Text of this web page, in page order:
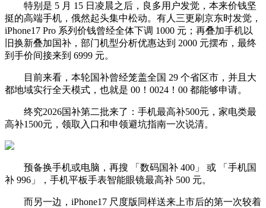
特别是 5 月 15 日凌晨之后，良多用户发觉，本来价钱坚
挺的高端手机，俄然起头集中松动。有人三更刷京东时发觉，
iPhone17 Pro 系列价钱曾经全体下调 1000 元；再叠加手机以
旧换新叠加国补，部门机型分析优惠达到 2000 元摆布，最终
到手价间接来到 6999 元。
目前来看，本轮国补曾经笼盖全国 29 个省区市，并且大
都地域实行全天模式，也就是 00！0024！00 都能够申请。
终究2026国补第二批来了：手机最高补500元，家电类最
高补1500元，领取入口和申领避坑指南一次说清。
预备换手机或电脑，再搜 「数码国补 400」 或 「手机国
补 996」，手机平板手表智能眼镜最高补 500 元。
而另一边，iPhone17 尺度版同样送来上市后的第一次较着